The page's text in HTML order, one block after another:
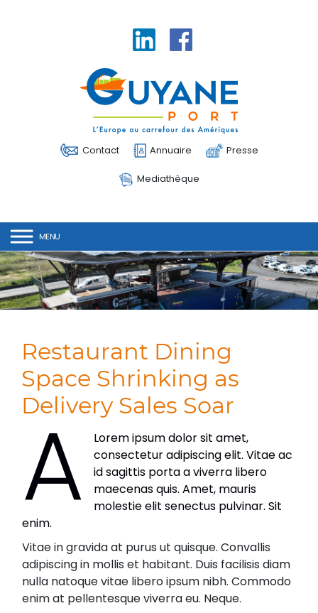
Linkedin
Contact Annuaire Presse
Mediathèque
Restaurant Dining
Space Shrinking as
Delivery Sales Soar
A
Lorem ipsum dolor sit amet,
consectetur adipiscing elit. Vitae ac
id sagittis porta a viverra libero
maecenas quis. Amet, mauris
molestie elit senectus pulvinar. Sit
enim.
Vitae in gravida at purus ut quisque. Convallis
adipiscing in mollis et habitant. Duis facilisis diam
nulla natoque vitae libero ipsum nibh. Commodo
enim at pellentesque viverra eu. Neque.